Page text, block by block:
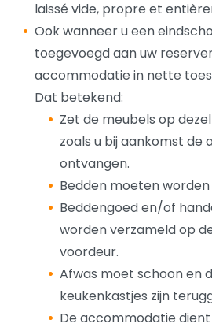
laissé vide, propre et
Ook wanneer u een
toegevoegd aan uw
accommodatie in nette
Dat betekend:
Zet de meubels op
zoals u bij aankomst
ontvangen.
Bedden moeten
Beddengoed en/of
worden verzameld op
voordeur.
Afwas moet schoon en
keukenkastjes zijn
De accommodatie